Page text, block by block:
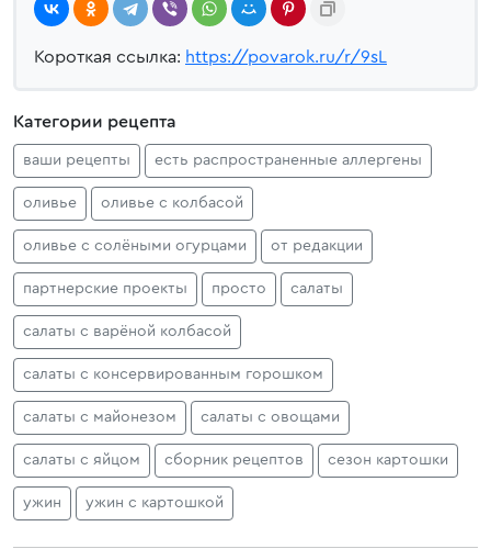
Короткая ссылка: https://povarok.ru/r/9sL
Категории рецепта
ваши рецепты есть распространенные аллергены
оливье оливье с колбасой
оливье с солёными огурцами от редакции
партнерские проекты просто салаты
салаты с варёной колбасой
салаты с консервированным горошком
салаты с майонезом салаты с овощами
салаты с яйцом сборник рецептов сезон картошки
ужин ужин с картошкой